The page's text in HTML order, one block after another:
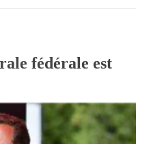
fédérale est